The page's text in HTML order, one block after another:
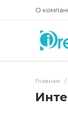
О
Главная /